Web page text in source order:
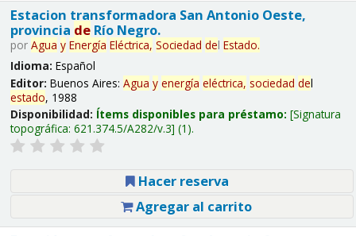
Estacion transformadora San Antonio Oeste,
provincia deRío Negro.
por Agua y Energía Eléctrica, Sociedad del Estado.
Idioma: Español
Editor: Buenos Aires: Agua y energía eléctrica, sociedad del
estado, 1988
Disponibilidad: Ítems disponibles para préstamo: Signatura
topográfica: 621.374.5/A282/v.3 (1).
Hacer reserva
Agregar al carrito